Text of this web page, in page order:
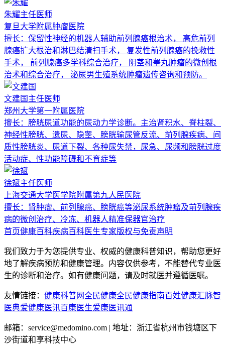
朱耀主任医师
复旦大学附属肿瘤医院
擅长： 保留性神经的机器人辅助前列腺癌根治术， 高危前列
腺癌扩大根治和淋巴结清扫手术， 复发性前列腺癌的挽救性
手术， 前列腺癌多学科综合治疗， 阴茎和睾丸肿瘤的微创根
治术和综合治疗， 泌尿男生殖系统肿瘤遗传咨询和预防。
文建国 主任医师
郑州大学第一附属医院
擅长： 膀胱尿道功能的尿动力学诊断。主治肾积水、脊柱裂、
神经性膀胱、遗尿、隐睾、膀胱输尿管反流、前列腺疾病、间
质性膀胱炎、尿道下裂、各种尿失禁，尿急、尿频和膀胱过度
活动症、性功能障碍和不育症等
徐斌主任医师
上海交通大学医学院附属第九人民医院
擅长： 肾肿瘤、前列腺癌、膀胱癌等泌尿系统肿瘤及前列腺疾
病的微创治疗、冷冻、机器人精准保器官治疗
首页健康百科疾病百科医生专家版权与免责声明
我们致力于为您提供专业、权威的健康科普知识，帮助您更好
地了解疾病预防和健康管理。内容仅供参考，不能替代专业医
生的诊断和治疗。如有健康问题，请及时就医并遵循医嘱。
友情链接： 健康科普网全民健康全民健康指南百姓健康汇脉智
医典爱健康医讯百康医生爱康医讯通
邮箱：service@medomino.com | 地址：浙江省杭州市钱塘区下
沙街道和享科技中心